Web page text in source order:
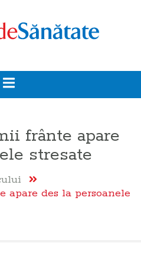
frânte apare
stresate
des la persoanele